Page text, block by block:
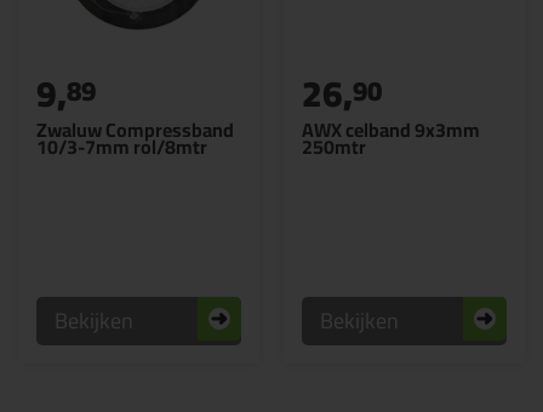
Zwaluw Compressband
10/3-7mm rol/8mtr
9,89
Bekijken
AWX celband 9x3mm
250mtr
26,90
Bekijken